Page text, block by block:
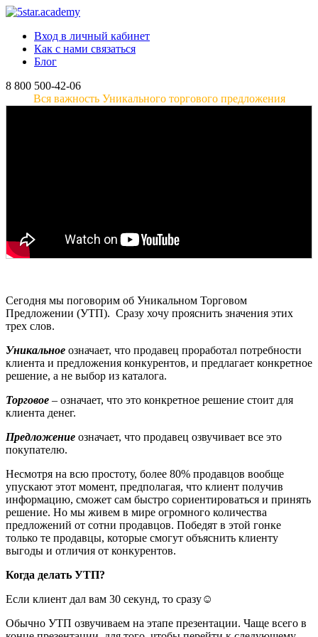
Вход в личный кабинет
Как с нами связаться
Блог
8 800 500-42-06
Вся важность Уникального торгового предложения
Сегодня мы поговорим об Уникальном Торговом
Предложении (УТП). Сразу хочу прояснить значения этих
трех слов.
Уникальное означает, что продавец проработал потребности
клиента и предложения конкурентов, и предлагает конкретное
решение, а не выбор из каталога.
Торговое – означает, что это конкретное решение стоит для
клиента денег.
Предложение означает, что продавец озвучивает все это
покупателю.
Несмотря на всю простоту, более 80% продавцов вообще
упускают этот момент, предполагая, что клиент получив
информацию, сможет сам быстро сориентироваться и принять
решение. Но мы живем в мире огромного количества
предложений от сотни продавцов. Победят в этой гонке
только те продавцы, которые смогут объяснить клиенту
выгоды и отличия от конкурентов.
Когда делать УТП?
Если клиент дал вам 30 секунд, то сразу☺
Обычно УТП озвучиваем на этапе презентации. Чаще всего в